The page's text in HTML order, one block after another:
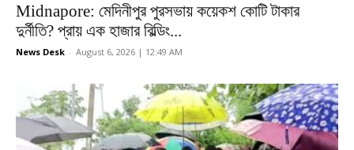
Midnapore: মেদিনীপুর পুরসভায় কয়েকশ কোটি টাকার
দুর্নীতি? প্রায় এক হাজার বিল্ডিং...
News Desk - August 6, 2026 | 12:49 AM